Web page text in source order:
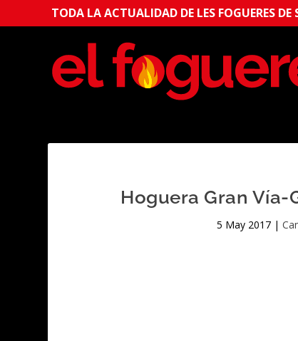
TODA LA ACTUALIDAD DE LES FOGUERES DE
Hoguera Gran
5 May 2017 |